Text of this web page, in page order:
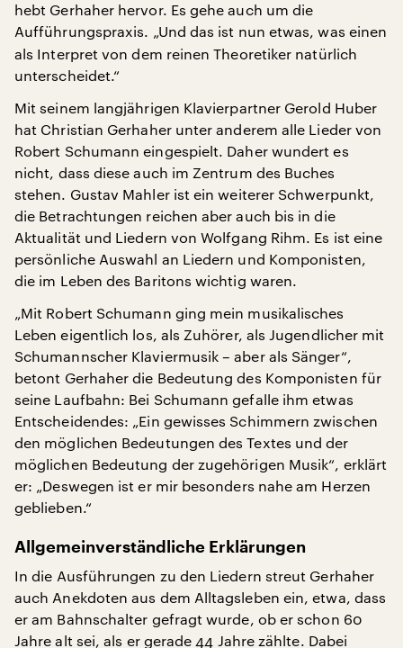
hebt Gerhaher hervor. Es gehe auch um die
Aufführungspraxis. „Und das ist nun etwas, was einen
als Interpret von dem reinen Theoretiker natürlich
unterscheidet.“
Mit seinem langjährigen Klavierpartner Gerold Huber
hat Christian Gerhaher unter anderem alle Lieder von
Robert Schumann eingespielt. Daher wundert es
nicht, dass diese auch im Zentrum des Buches
stehen. Gustav Mahler ist ein weiterer Schwerpunkt,
die Betrachtungen reichen aber auch bis in die
Aktualität und Liedern von Wolfgang Rihm. Es ist eine
persönliche Auswahl an Liedern und Komponisten,
die im Leben des Baritons wichtig waren.
„Mit Robert Schumann ging mein musikalisches
Leben eigentlich los, als Zuhörer, als Jugendlicher mit
Schumannscher Klaviermusik – aber als Sänger“,
betont Gerhaher die Bedeutung des Komponisten für
seine Laufbahn: Bei Schumann gefalle ihm etwas
Entscheidendes: „Ein gewisses Schimmern zwischen
den möglichen Bedeutungen des Textes und der
möglichen Bedeutung der zugehörigen Musik“, erklärt
er: „Deswegen ist er mir besonders nahe am Herzen
geblieben.“
Allgemeinverständliche Erklärungen
In die Ausführungen zu den Liedern streut Gerhaher
auch Anekdoten aus dem Alltagsleben ein, etwa, dass
er am Bahnschalter gefragt wurde, ob er schon 60
Jahre alt sei, als er gerade 44 Jahre zählte. Dabei